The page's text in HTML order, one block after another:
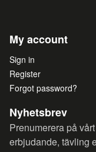
My account
Sign in
Register
Forgot password?
Nyhetsbrev
Prenumerera på
erbjudande, tävling